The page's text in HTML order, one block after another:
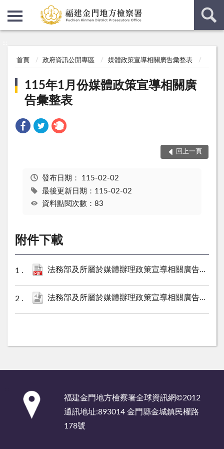
首頁 政府資訊公開專區 媒體政策宣導相關廣告彙整表
115年1月份媒體政策宣導相關廣
告彙整表
回上一頁
發布日期： 115-02-02
最後更新日期：115-02-02
資料點閱次數：83
附件下載
法務部及所屬於媒體辦理政策宣導相關廣告彙整表（金門地檢署115年1月份）.pdf
法務部及所屬於媒體辦理政策宣導相關廣告彙整表（金門地檢署115年1月份）.ods
福建金門地方檢察署全球資訊網©2012
通訊地址:893014 金門縣金城鎮民權路
178號